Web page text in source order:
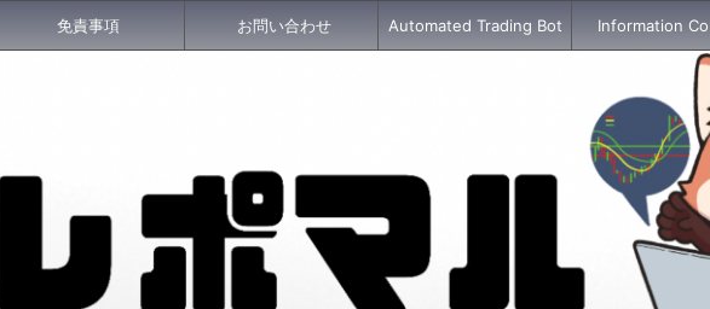
免責事項 お問い合わせ Automated Trading Bot Information